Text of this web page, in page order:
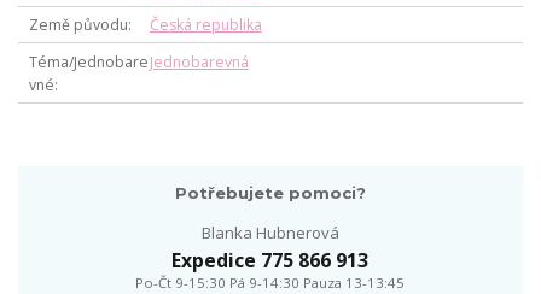
Země původu
Česká republika
Téma/Jednobare
vné
Jednobarevná
Potřebujete pomoci?
Blanka Hubnerová
Expedice 775 866 913
Po-Čt 9-15:30 Pá 9-14:30 Pauza 13-13:45